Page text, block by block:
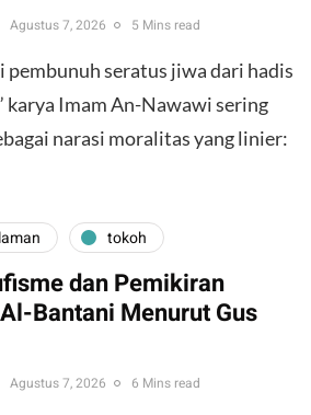
Agustus 7, 2026 5 Mins read
pembunuh seratus jiwa dari hadis
karya Imam An-Nawawi sering
narasi moralitas yang linier:
tokoh
dan Pemikiran
Bantani Menurut Gus
Agustus 7, 2026 6 Mins read